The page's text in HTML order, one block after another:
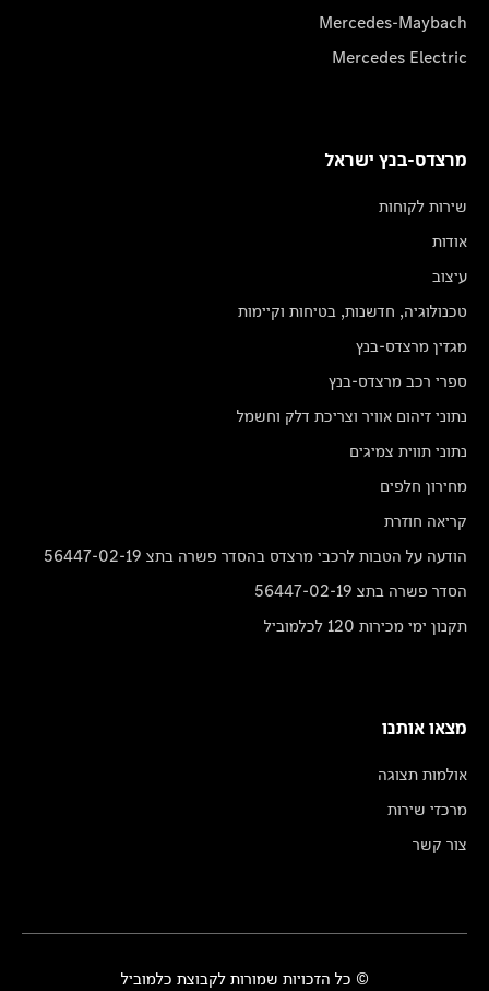
Mercedes-Maybach
Mercedes Electric
מרצדס-בנץ ישראל
שירות לקוחות
אודות
עיצוב
טכנולוגיה, חדשנות, בטיחות וקיימות
מגזין מרצדס-בנץ
ספרי רכב מרצדס-בנץ
נתוני זיהום אוויר וצריכת דלק וחשמל
נתוני תווית צמיגים
מחירון חלפים
קריאה חוזרת
הודעה על הטבות לרכבי מרצדס בהסדר פשרה בתצ 56447-02-19
הסדר פשרה בתצ 56447-02-19
תקנון ימי מכירות 120 לכלמוביל
מצאו אותנו
אולמות תצוגה
מרכזי שירות
צור קשר
© כל הזכויות שמורות לקבוצת כלמוביל